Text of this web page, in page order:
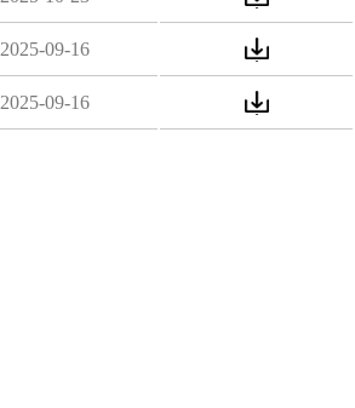
2025-09-16
2025-09-16